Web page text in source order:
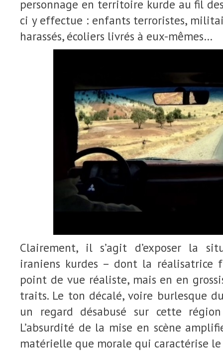
personnage en territoire kurde au fil
ci y effectue : enfants terroristes,
harassés, écoliers livrés à eux-mêmes…
Clairement, il s’agit d’exposer la
iraniens kurdes – dont la réalisatrice
point de vue réaliste, mais en en
traits. Le ton décalé, voire burlesque
un regard désabusé sur cette
L’absurdité de la mise en scène
matérielle que morale qui caractérise